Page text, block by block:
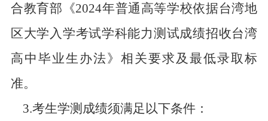
合教育部《2024年普通高等学校依据台湾地
区大学入学考试学科能力测试成绩招收台湾
高中毕业生办法》相关要求及最低录取标
准。
3.考生学测成绩须满足以下条件：